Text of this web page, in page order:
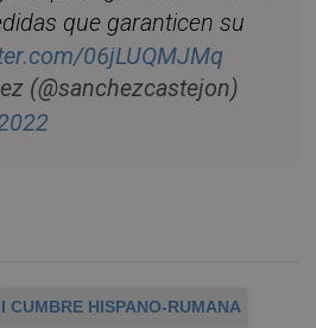
que garanticen su
06jLUQMJMq
(@sanchezcastejon)
I CUMBRE HISPANO-RUMANA